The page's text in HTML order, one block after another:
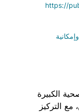
https://
الكبيرة
التركيز